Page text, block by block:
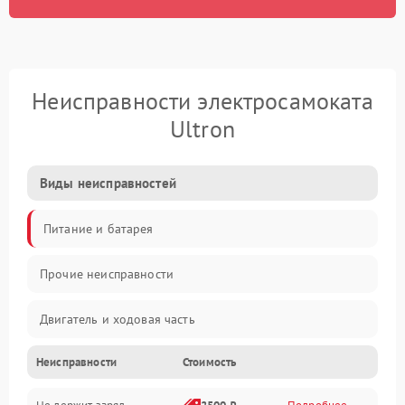
Неисправности электросамоката
Ultron
Виды неисправностей
Питание и батарея
Прочие неисправности
Двигатель и ходовая часть
Тормоза и безопасность
Неисправности Стоимость